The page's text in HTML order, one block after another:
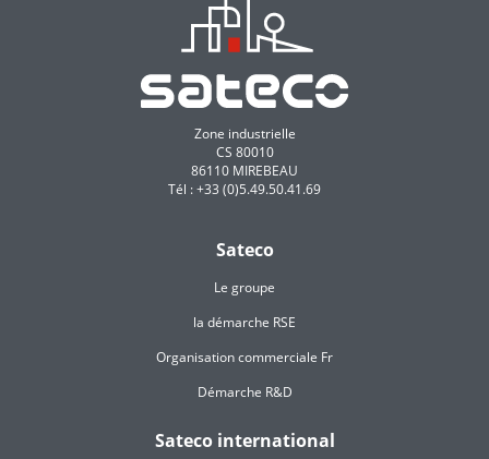
Zone industrielle
CS 80010
86110 MIREBEAU
Tél : +33 (0)5.49.50.41.69
Sateco
Le groupe
la démarche RSE
Organisation commerciale Fr
Démarche R&D
Sateco international